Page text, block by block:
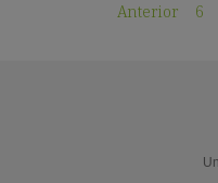
Anterior 6